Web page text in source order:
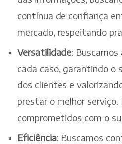
contínua de confiança
mercado, respeitando
Versatilidade: Buscamos
cada caso, garantindo o
dos clientes e
prestar o melhor serviço.
comprometidos com o
Eficiência: Buscamos